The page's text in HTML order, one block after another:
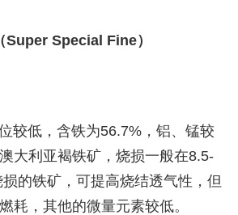
Super Special Fine）
较低，含铁为56.7%，铝、锰较
大利亚褐铁矿，烧损一般在8.5-
的铁矿，可提高烧结透气性，但
耗，其他的微量元素较低。